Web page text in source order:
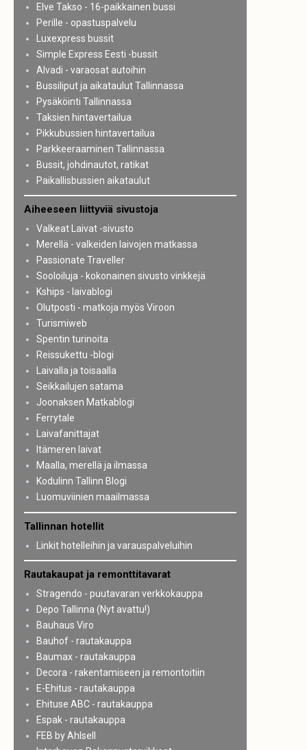
Elve Takso - 16-paikkainen bussi
Perille - opastuspalvelu
Luxexpress bussit
Simple Express Eesti -bussit
Alvadi - varaosat autoihin
Bussiliput ja aikataulut Tallinnassa
Pysäköinti Tallinnassa
Taksien hintavertailua
Pikkubussien hintavertailua
Parkkeeraaminen Tallinnassa
Bussit, johdinautot, ratikat
Paikallisbussien aikataulut
Aiheeseen liittyviä sivustoja
Valkeat Laivat -sivusto
Merellä - valkeiden laivojen matkassa
Passionate Traveller
Sooloiluja - kokonainen sivusto vinkkejä
Kships - laivablogi
Olutposti - matkoja myös Viroon
Turismiweb
Spentin turinoita
Reissukettu -blogi
Laivalla ja toisaalla
Seikkailujen satama
Joonaksen Matkablogi
Ferrytale
Laivafanittajat
Itämeren laivat
Maalla, merellä ja ilmassa
Kodulinn Tallinn Blogi
Luomuviinien maailmassa
Tallinnan hotellit
Linkit hotelleihin ja varauspalveluihin
Rautakaupat ja remonttitavarat
Stragendo - puutavaran verkkokauppa
Depo Tallinna (Nyt avattu!)
Bauhaus Viro
Bauhof - rautakauppa
Baumax - rautakauppa
Decora - rakentamiseen ja remontoitiin
E-Ehitus - rautakauppa
Ehituse ABC - rautakauppa
Espak - rautakauppa
FEB by Ahlsell